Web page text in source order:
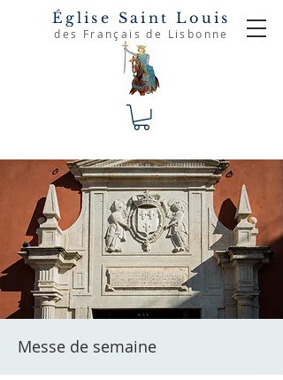
Église Saint Louis
des Français de Lisbonne
Messe de semaine